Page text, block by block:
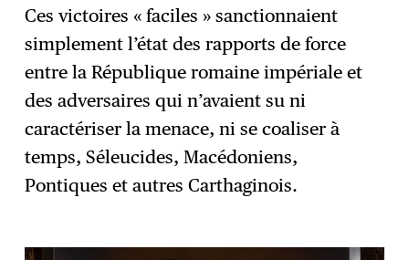
Ces victoires « faciles » sanctionnaient
simplement l’état des rapports de force
entre la République romaine impériale et
des adversaires qui n’avaient su ni
caractériser la menace, ni se coaliser à
temps, Séleucides, Macédoniens,
Pontiques et autres Carthaginois.